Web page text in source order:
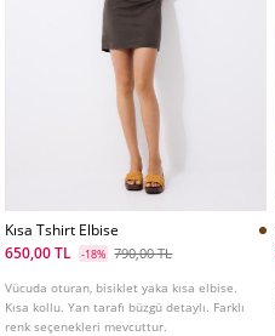
Kısa Tshirt Elbise
650,00 TL
-18% 790,00 TL
Vücuda oturan, bisiklet yaka kısa elbise.
Kısa kollu. Yan tarafı büzgü detaylı. Farklı
renk seçenekleri mevcuttur.